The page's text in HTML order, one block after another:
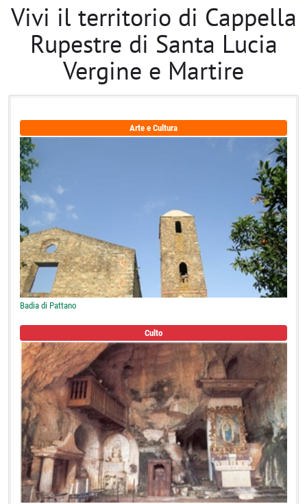
Vivi il territorio di Cappella
Rupestre di Santa Lucia
Vergine e Martire
Arte e Cultura
Badia di Pattano
Culto